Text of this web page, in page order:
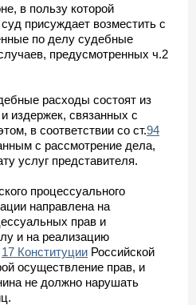
в пользу которой
присуждает возместить с
по делу судебные
предусмотренных ч.2
расходы состоят из
издержек, связанных с
в соответствии со ст.94
с рассмотрение дела,
услуг представителя.
процессуального
направлена на
прав и
и на реализацию
17 Конституции Российской
осуществление прав, и
не должно нарушать